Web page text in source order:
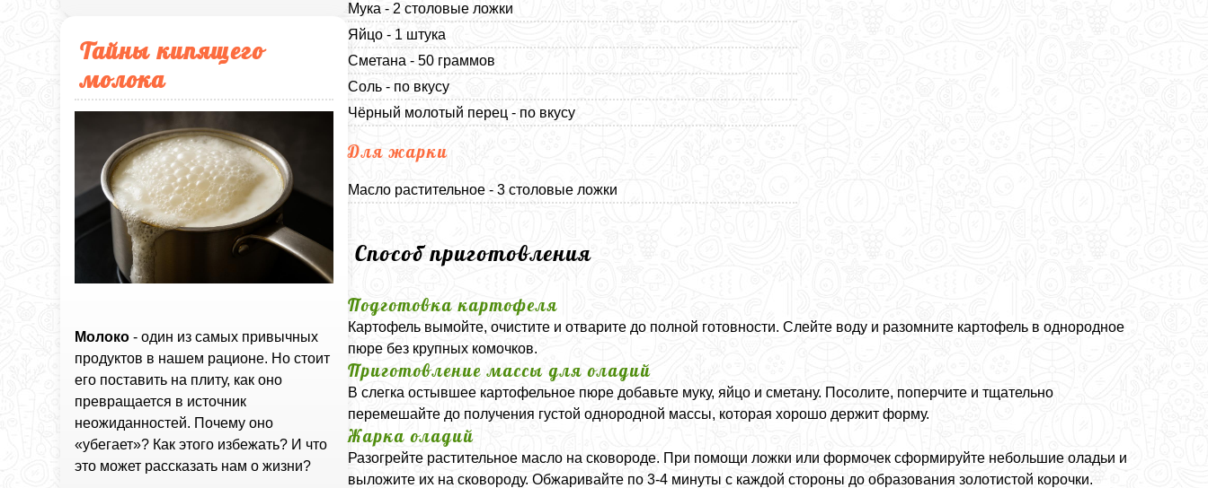
Тайны кипящего
молока
Молоко - один из самых привычных
продуктов в нашем рационе. Но стоит
его поставить на плиту, как оно
превращается в источник
неожиданностей. Почему оно
«убегает»? Как этого избежать? И что
это может рассказать нам о жизни?
Мука - 2 столовые ложки
Яйцо - 1 штука
Сметана - 50 граммов
Соль - по вкусу
Чёрный молотый перец - по вкусу
Для жарки
Масло растительное - 3 столовые ложки
Способ приготовления
Подготовка картофеля
Картофель вымойте, очистите и отварите до полной готовности. Слейте воду и разомните картофель в однородное
пюре без крупных комочков.
Приготовление массы для оладий
В слегка остывшее картофельное пюре добавьте муку, яйцо и сметану. Посолите, поперчите и тщательно
перемешайте до получения густой однородной массы, которая хорошо держит форму.
Жарка оладий
Разогрейте растительное масло на сковороде. При помощи ложки или формочек сформируйте небольшие оладьи и
выложите их на сковороду. Обжаривайте по 3-4 минуты с каждой стороны до образования золотистой корочки.